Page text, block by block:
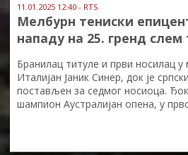
11.01.2025 12:40 - RTS
Мелбурн тениски
нападу на 25. гренд слем
Бранилац титуле и први носилац у
Италијан Јаник Синер, док је
постављен за седмог носиоца.
шампион Аустралијан опена, у